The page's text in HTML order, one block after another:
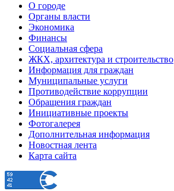
О городе
Органы власти
Экономика
Финансы
Социальная сфера
ЖКХ, архитектура и строительство
Информация для граждан
Муниципальные услуги
Противодействие коррупции
Обращения граждан
Инициативные проекты
Фотогалерея
Дополнительная информация
Новостная лента
Карта сайта